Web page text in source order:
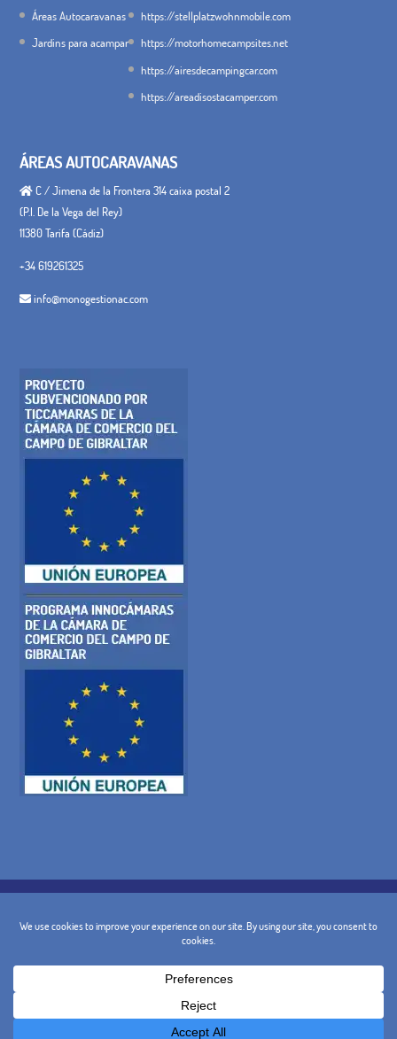
Áreas Autocaravanas
Jardins para acampar
https://stellplatzwohnmobile.com
https://motorhomecampsites.net
https://airesdecampingcar.com
https://areadisostacamper.com
ÁREAS AUTOCARAVANAS
C / Jimena de la Frontera 314 caixa postal 2
(P.I. De la Vega del Rey)
11380 Tarifa (Cádiz)
+34 619261325
info@monogestionac.com
AVISO LEGAL
CONDIÇÕES GERAIS
POLÍTICA DE CANCELAMENTO
@ 2024 - Design e Marketing: